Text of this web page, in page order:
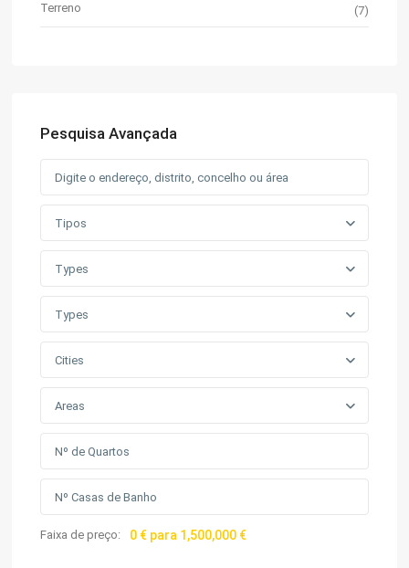
Terreno (7)
Pesquisa Avançada
Tipos
Types
Types
Cities
Areas
Faixa de preço: 0 € para 1,500,000 €